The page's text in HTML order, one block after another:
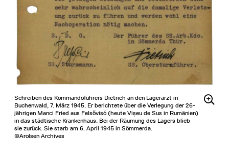
Schreiben des Kommandoführers Dietrich an den Lagerarzt in
Buchenwald, 7. März 1945. Er berichtete über die Verlegung der 26-
jährigen Manci Fried aus Felsővisó (heute Vișeu de Sus in Rumänien)
in das städtische Krankenhaus. Bei der Räumung des Lagers blieb
sie zurück. Sie starb am 6. April 1945 in Sömmerda.
©Arolsen Archives